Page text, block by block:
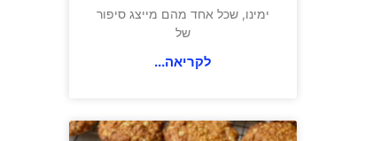
ימינו, שכל אחד מהם מייצג סיפור
של
לקריאה...